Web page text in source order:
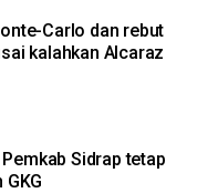
Carlo dan rebut
kalahkan Alcaraz
Sidrap tetap